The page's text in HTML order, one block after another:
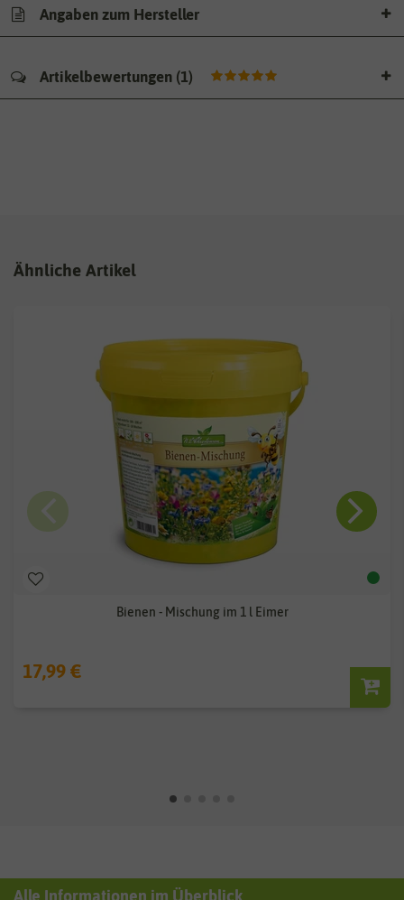
Angaben zum Hersteller
Artikelbewertungen (1)
Ähnliche Artikel
Bienen - Mischung im 1 l Eimer
17,99 €
Alle Informationen im Überblick